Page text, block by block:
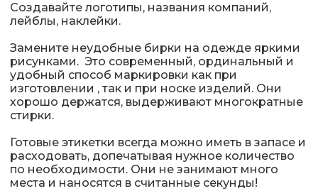
Создавайте логотипы, названия компаний,
лейблы, наклейки.
Замените неудобные бирки на одежде яркими
рисунками. Это современный, ординальный и
удобный способ маркировки как при
изготовлении , так и при носке изделий. Они
хорошо держатся, выдерживают многократные
стирки.
Готовые этикетки всегда можно иметь в запасе и
расходовать, допечатывая нужное количество
по необходимости. Они не занимают много
места и наносятся в считанные секунды!